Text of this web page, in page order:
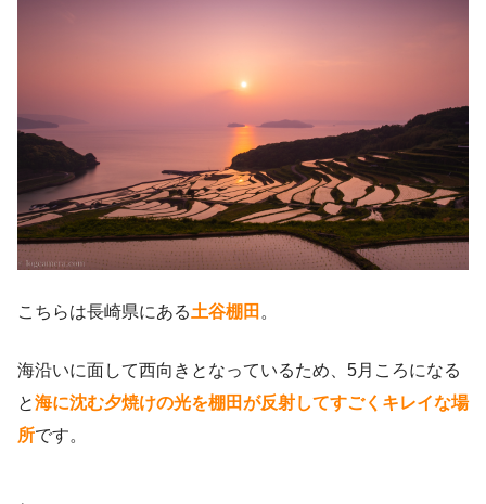
こちらは長崎県にある土谷棚田 。
海沿いに面して西向きとなっているため、5月ころになる
と海に沈む夕焼けの光を棚田が反射してすごくキレイな場
所です。